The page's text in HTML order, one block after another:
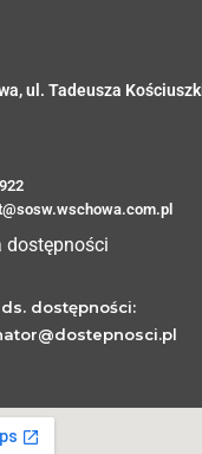
ul. Tadeusza
dostępności
dostępności: